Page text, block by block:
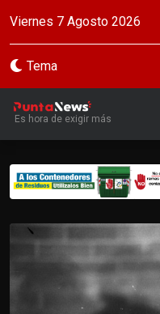
Viernes 7 Agosto 2026
Tema
Es hora de exigir más